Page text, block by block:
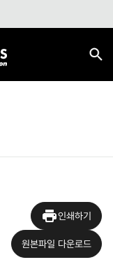
인쇄하기
원본파일 다운로드